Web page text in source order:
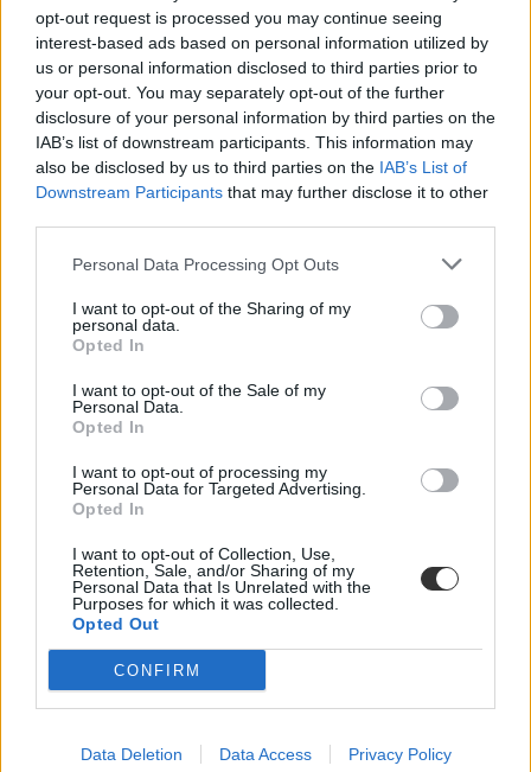
opt-out request is processed you may continue seeing
interest-based ads based on personal information utilized by
us or personal information disclosed to third parties prior to
your opt-out. You may separately opt-out of the further
disclosure of your personal information by third parties on the
IAB’s list of downstream participants. This information may
also be disclosed by us to third parties on the IAB’s List of
Downstream Participants that may further disclose it to other
Personal Data Processing Opt Outs
I want to opt-out of the Sharing of my
personal data.
Opted In
I want to opt-out of the Sale of my
Personal Data.
Opted In
I want to opt-out of processing my
Personal Data for Targeted Advertising.
Opted In
I want to opt-out of Collection, Use,
Retention, Sale, and/or Sharing of my
Personal Data that Is Unrelated with the
Purposes for which it was collected.
Opted Out
CONFIRM
Data Deletion Data Access Privacy Policy